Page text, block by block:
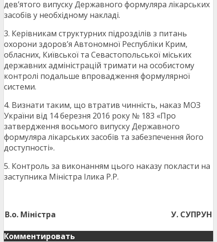
дев’ятого випуску Державного формуляра лікарських
засобів у необхідному накладі.
3. Керівникам структурних підрозділів з питань
охорони здоров’я Автономної Республіки Крим,
обласних, Київської та Севастопольської міських
державних адміністрацій тримати на особистому
контролі подальше впровадження формулярної
системи.
4. Визнати таким, що втратив чинність, наказ МОЗ
України від 14 березня 2016 року № 183 «Про
затвердження восьмого випуску Державного
формуляра лікарських засобів та забезпечення його
доступності».
5. Контроль за виконанням цього наказу покласти на
заступника Міністра Ілика Р.Р.
В.о. Міністра У. СУПРУН
Комментировать